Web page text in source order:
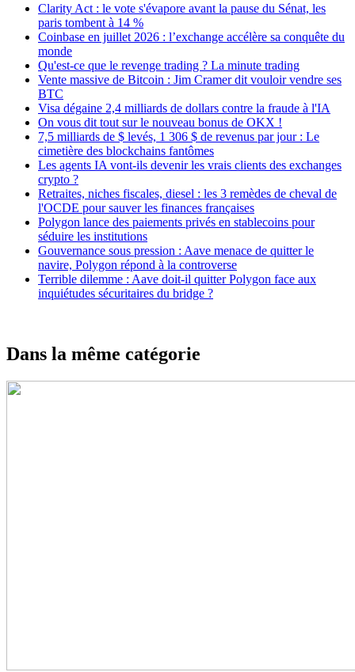
Clarity Act : le vote s'évapore avant la pause du Sénat, les
paris tombent à 14 %
Coinbase en juillet 2026 : l’exchange accélère sa conquête du
monde
Qu'est-ce que le revenge trading ? La minute trading
Vente massive de Bitcoin : Jim Cramer dit vouloir vendre ses
BTC
Visa dégaine 2,4 milliards de dollars contre la fraude à l'IA
On vous dit tout sur le nouveau bonus de OKX !
7,5 milliards de $ levés, 1 306 $ de revenus par jour : Le
cimetière des blockchains fantômes
Les agents IA vont-ils devenir les vrais clients des exchanges
crypto ?
Retraites, niches fiscales, diesel : les 3 remèdes de cheval de
l'OCDE pour sauver les finances françaises
Polygon lance des paiements privés en stablecoins pour
séduire les institutions
Gouvernance sous pression : Aave menace de quitter le
navire, Polygon répond à la controverse
Terrible dilemme : Aave doit-il quitter Polygon face aux
inquiétudes sécuritaires du bridge ?
Dans la même catégorie